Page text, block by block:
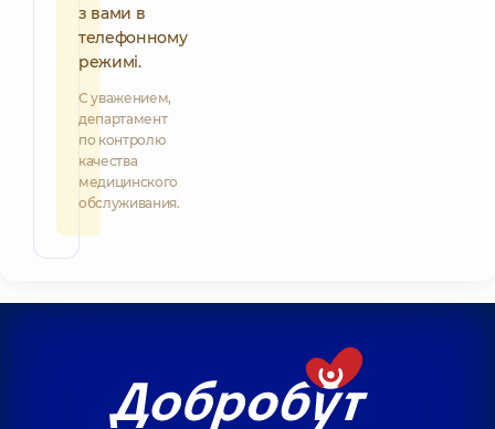
з вами в
телефонному
режимі.
С уважением,
департамент
по контролю
качества
медицинского
обслуживания.